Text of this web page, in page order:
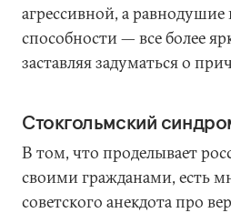
агрессивной, а
способности — все более
заставляя задуматься о
Стокгольмский
В том, что проделывает
своими гражданами, есть
советского анекдота про